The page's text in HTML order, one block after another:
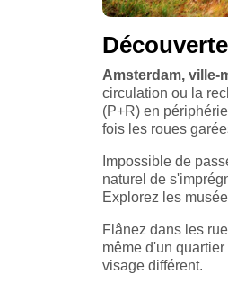
Amsterdam, ville-
circulation ou la
(P+R) en
fois les roues
Impossible de
naturel de
Explorez les
Flânez dans les
même d'un
visage différent.